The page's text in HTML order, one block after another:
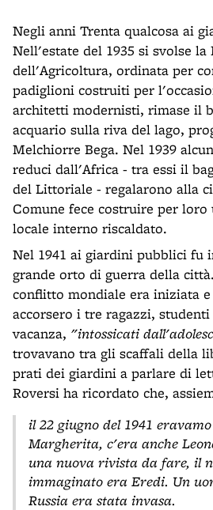
Negli anni Trenta qualcosa ai
Nell'estate del 1935 si svolse
dell'Agricoltura, ordinata per
padiglioni costruiti per
architetti modernisti, rimase il
acquario sulla riva del lago,
Melchiorre Bega. Nel 1939
reduci dall'Africa - tra essi il
del Littoriale - regalarono alla
Comune fece costruire per loro
locale interno riscaldato.
Nel 1941 ai giardini pubblici fu
grande orto di guerra della
conflitto mondiale era iniziata e
accorsero i tre ragazzi,
vacanza, "intossicati
trovavano tra gli scaffali della
prati dei giardini a parlare di
Roversi ha ricordato che,
il 22 giugno del 1941
Margherita, c'era anche
una nuova rivista da fare, il
immaginato era Eredi. Un
Russia era stata invasa.